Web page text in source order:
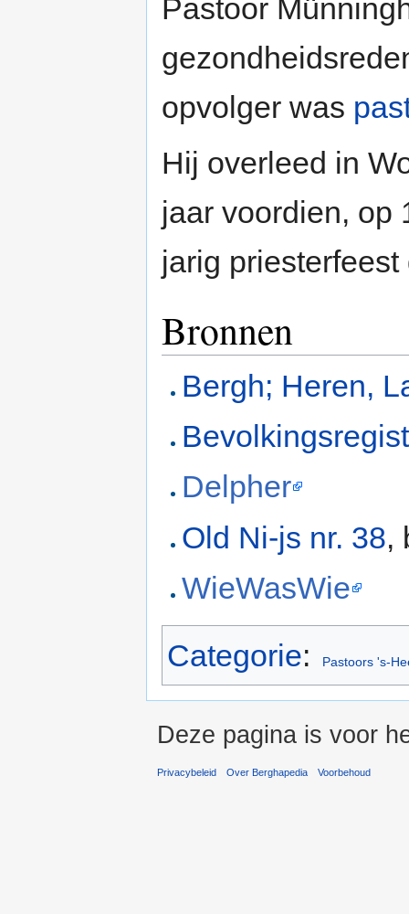
Pastoor
opvolger was
Hij overleed in
jaar voordien, op
jarig priesterfeest
Bronnen
Bergh; Heren,
Delpher
Old Ni-js nr. 38,
WieWasWie
Categorie: Pastoors 's-
Deze pagina is voor
Privacybeleid Over Berghapedia Voorbehoud